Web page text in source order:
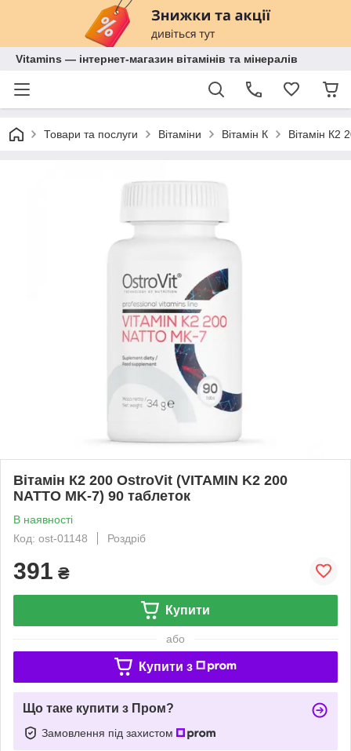
Vitamins — інтернет-магазин вітамінів та мінералів
Товари та послуги Вітаміни Вітамін К Вітамін К2
Вітамін К2 200 OstroVit (VITAMIN K2 200
NATTO MK-7) 90 таблеток
В наявності
Код: ost-01148
Роздріб
391 ₴
Купити
або
Купити з
Що таке купити з Пром?
Замовлення під захистом